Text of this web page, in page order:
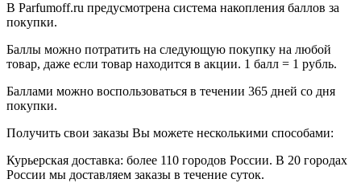
В Parfumoff.ru предусмотрена система накопления баллов за
покупки.
Баллы можно потратить на следующую покупку на любой
товар, даже если товар находится в акции. 1 балл = 1 рубль.
Баллами можно воспользоваться в течении 365 дней со дня
покупки.
Получить свои заказы Вы можете несколькими способами:
Курьерская доставка: более 110 городов России. В 20 городах
России мы доставляем заказы в течение суток.